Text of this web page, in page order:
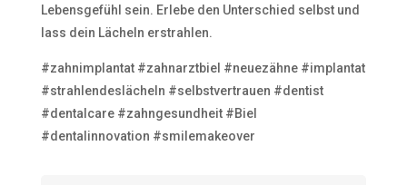
Lebensgefühl sein. Erlebe den Unterschied selbst und
lass dein Lächeln erstrahlen.
#zahnimplantat #zahnarztbiel #neuezähne #implantat
#strahlendeslächeln #selbstvertrauen #dentist
#dentalcare #zahngesundheit #Biel
#dentalinnovation #smilemakeover